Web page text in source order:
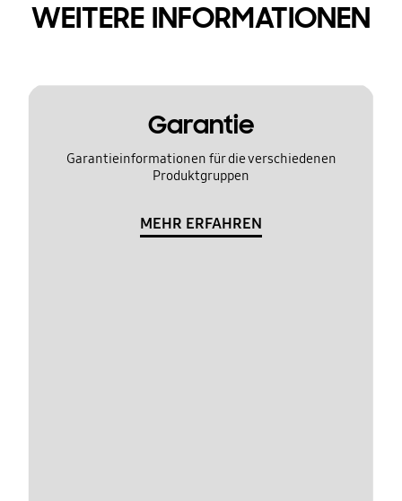
WEITERE INFORMATIONEN
Garantie
Garantieinformationen für die verschiedenen
Produktgruppen
MEHR ERFAHREN